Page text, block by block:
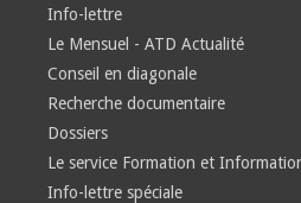
Info-lettre
Le Mensuel - ATD Actualité
Conseil en diagonale
Recherche documentaire
Dossiers
Le service Formation et
Info-lettre spéciale